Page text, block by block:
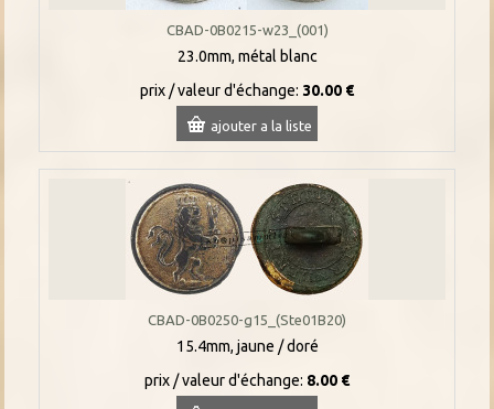
CBAD-0B0215-w23_(001)
23.0mm, métal blanc
prix / valeur d'échange: 30.00 €
ajouter a la liste
CBAD-0B0250-g15_(Ste01B20)
15.4mm, jaune / doré
prix / valeur d'échange: 8.00 €